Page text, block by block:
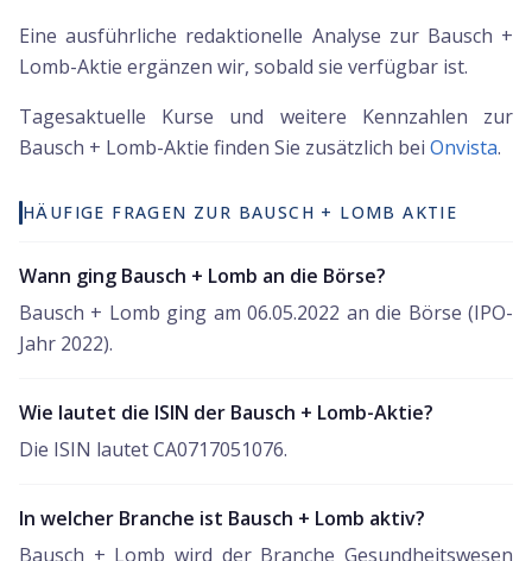
Eine ausführliche redaktionelle Analyse zur Bausch +
Lomb-Aktie ergänzen wir, sobald sie verfügbar ist.
Tagesaktuelle Kurse und weitere Kennzahlen zur
Bausch + Lomb-Aktie finden Sie zusätzlich bei Onvista.
HÄUFIGE FRAGEN ZUR BAUSCH + LOMB AKTIE
Wann ging Bausch + Lomb an die Börse?
Bausch + Lomb ging am 06.05.2022 an die Börse (IPO-
Jahr 2022).
Wie lautet die ISIN der Bausch + Lomb-Aktie?
Die ISIN lautet CA0717051076.
In welcher Branche ist Bausch + Lomb aktiv?
Bausch + Lomb wird der Branche Gesundheitswesen